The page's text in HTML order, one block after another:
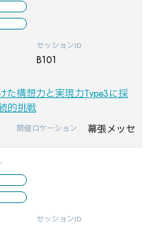
セッションID
B101
た構想力と実現力Type3に採
的挑戦
開催ロケーション 幕張メッセ
セッションID